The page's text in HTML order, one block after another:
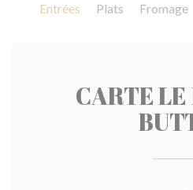
Entrées Plats Fromage
CARTE LE